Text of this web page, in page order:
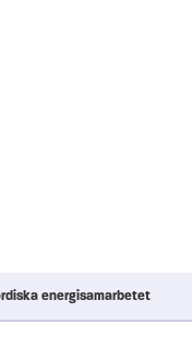
energisamarbetet